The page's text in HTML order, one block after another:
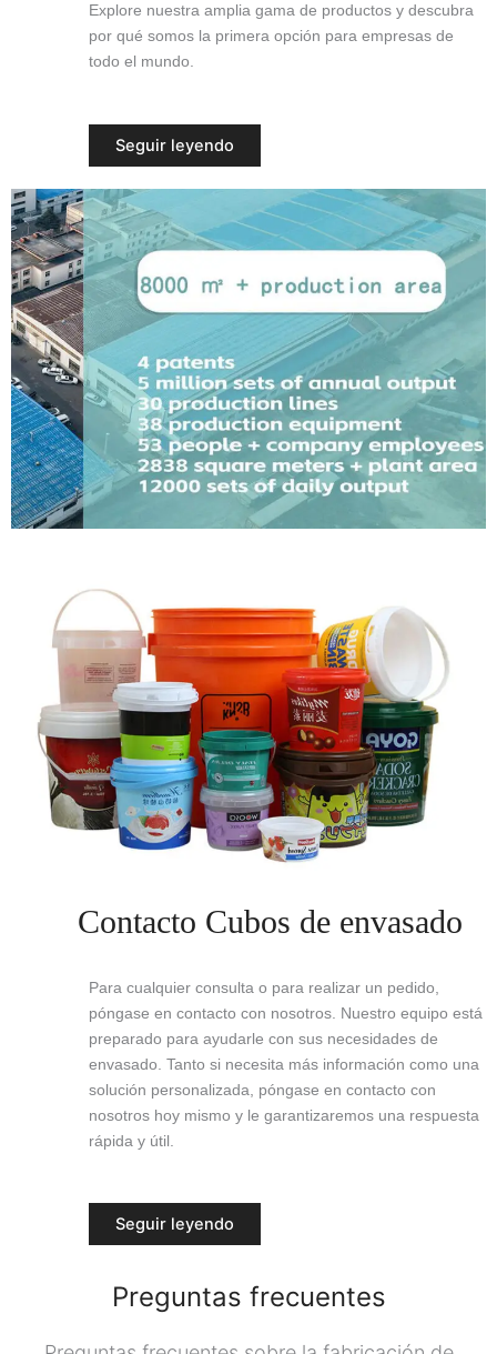
Explore nuestra amplia gama de productos y descubra
por qué somos la primera opción para empresas de
todo el mundo.
Seguir leyendo
Contacto Cubos de envasado
Para cualquier consulta o para realizar un pedido,
póngase en contacto con nosotros. Nuestro equipo está
preparado para ayudarle con sus necesidades de
envasado. Tanto si necesita más información como una
solución personalizada, póngase en contacto con
nosotros hoy mismo y le garantizaremos una respuesta
rápida y útil.
Seguir leyendo
Preguntas frecuentes